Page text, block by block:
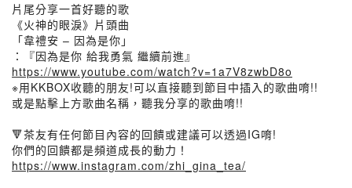
片尾分享一首好聽的歌
《火神的眼淚》片頭曲
「韋禮安 – 因為是你」
：『因為是你 給我勇氣 繼續前進』
https://www.youtube.com/watch?v=1a7V8zwbD8o
※用KKBOX收聽的朋友!可以直接聽到節目中插入的歌曲唷!!
或是點擊上方歌曲名稱，聽我分享的歌曲唷!!
🔻茶友有任何節目內容的回饋或建議可以透過IG唷!
你們的回饋都是頻道成長的動力！
https://www.instagram.com/zhi_gina_tea/